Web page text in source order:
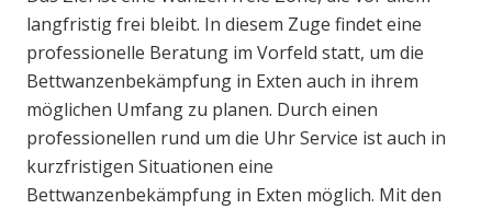
langfristig frei bleibt. In diesem Zuge findet eine
professionelle Beratung im Vorfeld statt, um die
Bettwanzenbekämpfung in Exten auch in ihrem
möglichen Umfang zu planen. Durch einen
professionellen rund um die Uhr Service ist auch in
kurzfristigen Situationen eine
Bettwanzenbekämpfung in Exten möglich. Mit den